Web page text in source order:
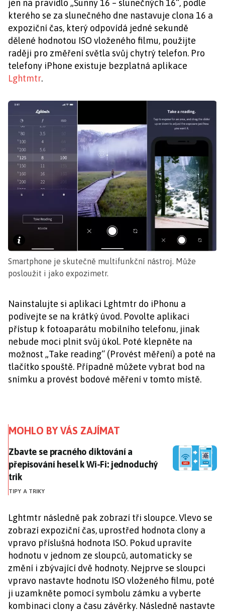
jen na pravidlo „Sunny 16 – slunečných 16“, podle
kterého se za slunečného dne nastavuje clona 16 a
expoziční čas, který odpovídá jedné sekundě
dělené hodnotou ISO vloženého filmu, použijte
raději pro změření světla svůj chytrý telefon. Pro
telefony iPhone existuje bezplatná aplikace
Lghtmtr.
Smartphone je skutečně multifunkční nástroj. Může
posloužit i jako expozimetr.
Nainstalujte si aplikaci Lghtmtr do iPhonu a
podívejte se na krátký úvod. Povolte aplikaci
přístup k fotoaparátu mobilního telefonu, jinak
nebude moci plnit svůj úkol. Poté klepněte na
možnost „Take reading“ (Provést měření) a poté na
tlačítko spouště. Případně můžete vybrat bod na
snímku a provést bodové měření v tomto místě.
MOHLO BY VÁS ZAJÍMAT
Zbavte se pracného diktování a přepisování hesel k
Zbavte se pracného diktování a
přepisování hesel k Wi-Fi: jednoduchý
trik
TIPY A TRIKY
Lghtmtr následně pak zobrazí tři sloupce. Vlevo se
zobrazí expoziční čas, uprostřed hodnota clony a
vpravo příslušná hodnota ISO. Pokud upravíte
hodnotu v jednom ze sloupců, automaticky se
změní i zbývající dvě hodnoty. Nejprve se sloupci
vpravo nastavte hodnotu ISO vloženého filmu, poté
ji uzamkněte pomocí symbolu zámku a vyberte
kombinaci clony a času závěrky. Následně nastavte